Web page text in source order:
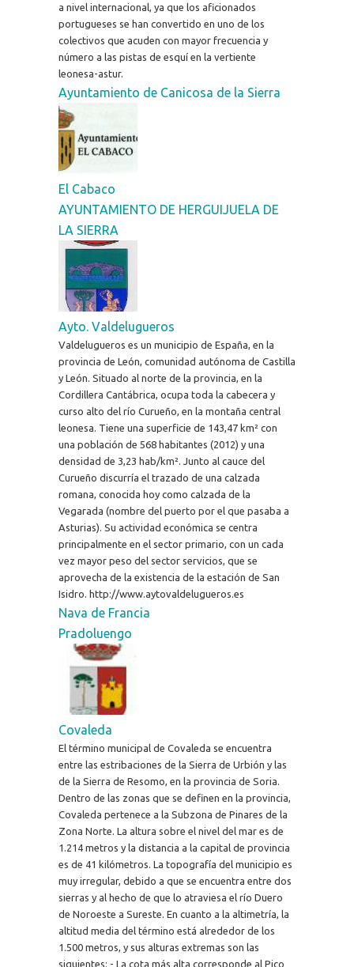
a nivel internacional, ya que los aficionados
portugueses se han convertido en uno de los
colectivos que acuden con mayor frecuencia y
número a las pistas de esquí en la vertiente
leonesa-astur.
Ayuntamiento de Canicosa de la Sierra
El Cabaco
AYUNTAMIENTO DE HERGUIJUELA DE
LA SIERRA
Ayto. Valdelugueros
Valdelugueros es un municipio de España, en la
provincia de León, comunidad autónoma de Castilla
y León. Situado al norte de la provincia, en la
Cordillera Cantábrica, ocupa toda la cabecera y
curso alto del río Curueño, en la montaña central
leonesa. Tiene una superficie de 143,47 km² con
una población de 568 habitantes (2012) y una
densidad de 3,23 hab/km². Junto al cauce del
Curueño discurría el trazado de una calzada
romana, conocida hoy como calzada de la
Vegarada (nombre del puerto por el que pasaba a
Asturias). Su actividad económica se centra
principalmente en el sector primario, con un cada
vez mayor peso del sector servicios, que se
aprovecha de la existencia de la estación de San
Isidro. http://www.aytovaldelugueros.es
Nava de Francia
Pradoluengo
Covaleda
El término municipal de Covaleda se encuentra
entre las estribaciones de la Sierra de Urbión y las
de la Sierra de Resomo, en la provincia de Soria.
Dentro de las zonas que se definen en la provincia,
Covaleda pertenece a la Subzona de Pinares de la
Zona Norte. La altura sobre el nivel del mar es de
1.214 metros y la distancia a la capital de provincia
es de 41 kilómetros. La topografía del municipio es
muy irregular, debido a que se encuentra entre dos
sierras y al hecho de que lo atraviesa el río Duero
de Noroeste a Sureste. En cuanto a la altimetría, la
altitud media del término está alrededor de los
1.500 metros, y sus alturas extremas son las
siguientes: - La cota más alta corresponde al Pico